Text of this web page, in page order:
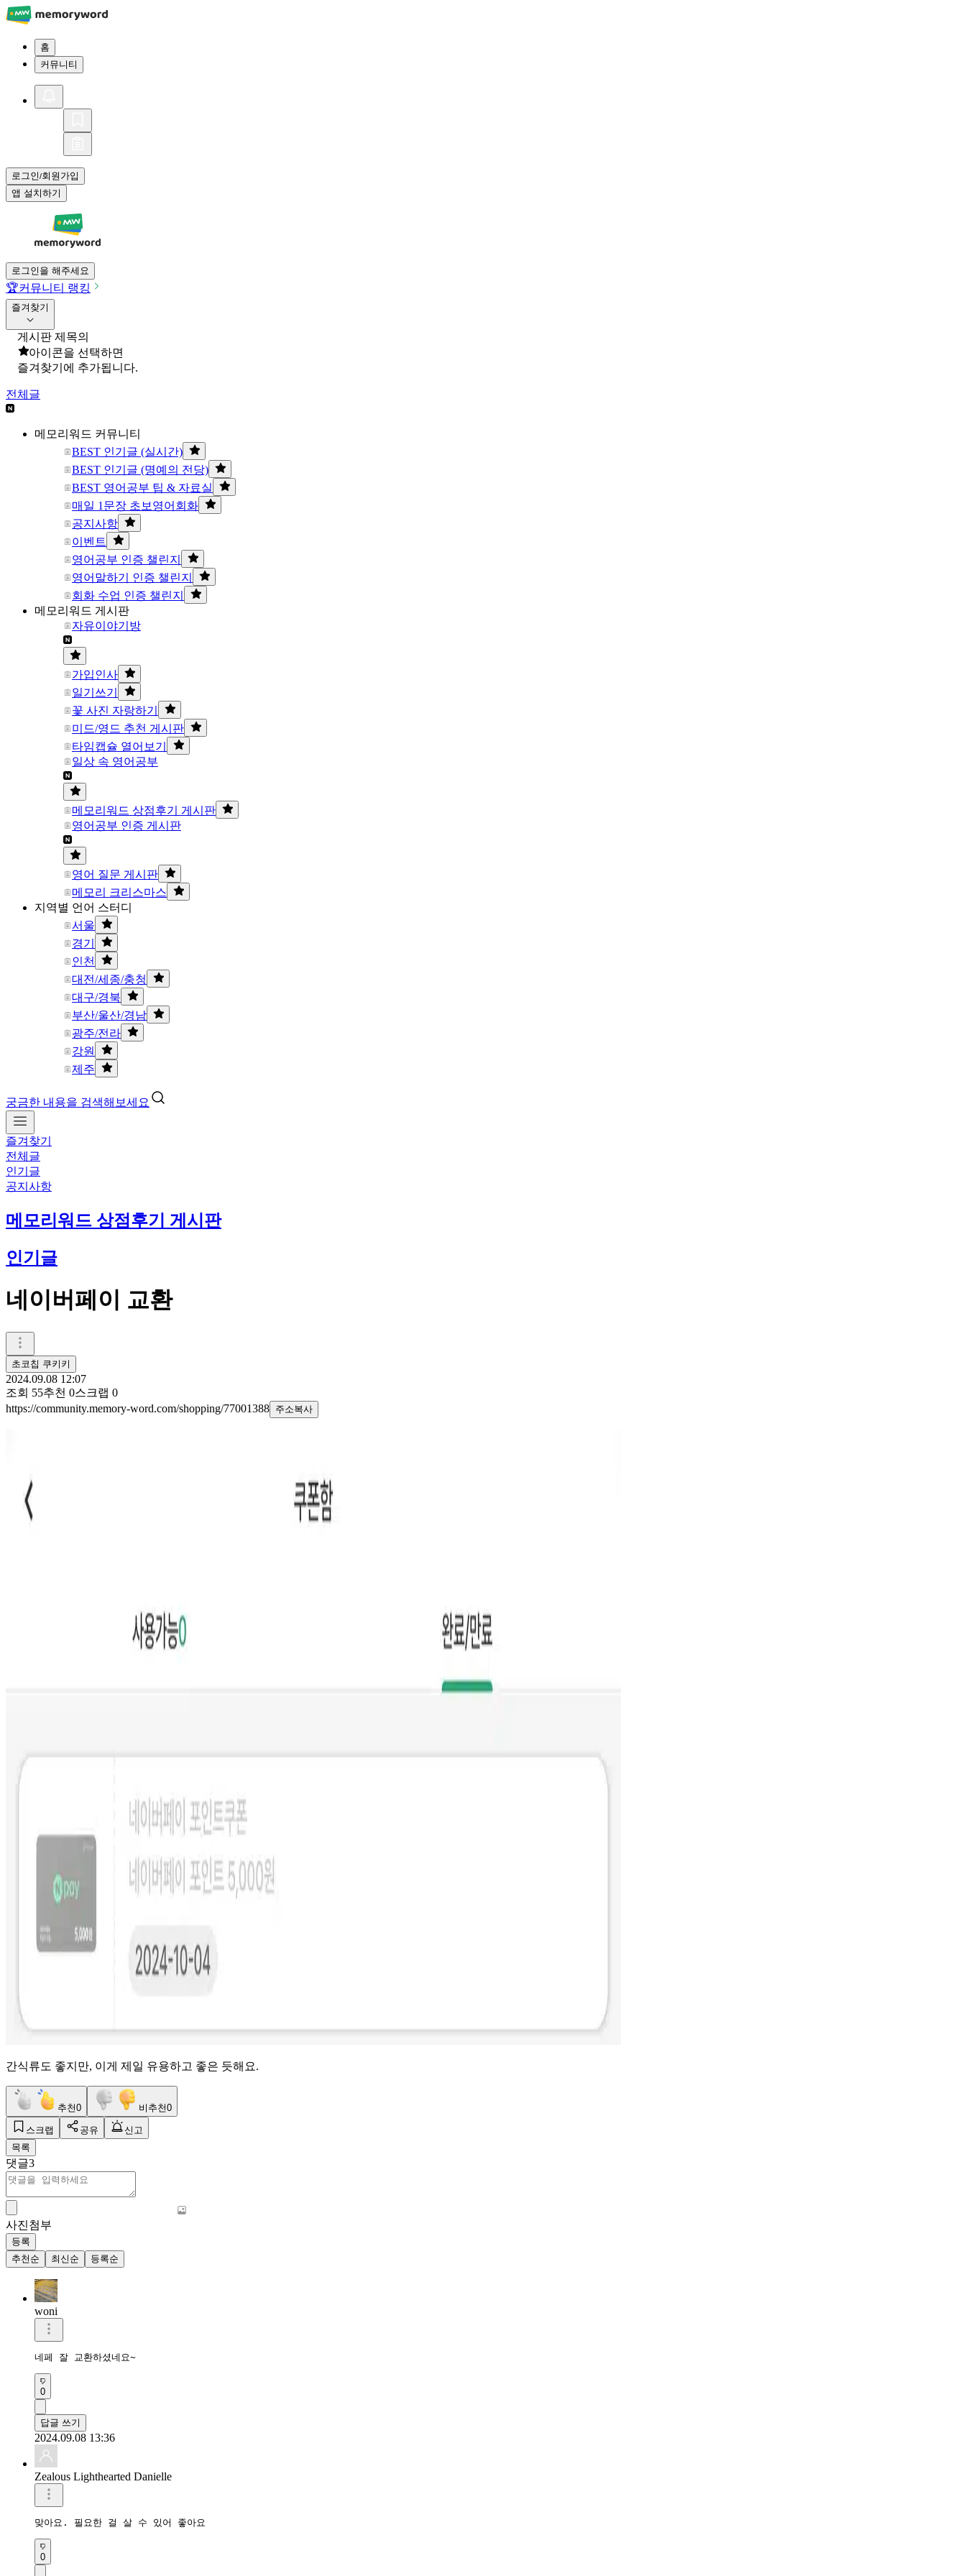
홈
커뮤니티
로그인/회원가입
앱 설치하기
로그인을 해주세요
🏆커뮤니티 랭킹
즐겨찾기
게시판 제목의
아이콘을 선택하면
즐겨찾기에 추가됩니다.
전체글
메모리워드 커뮤니티
BEST 인기글 (실시간)
BEST 인기글 (명예의 전당)
BEST 영어공부 팁 & 자료실
매일 1문장 초보영어회화
공지사항
이벤트
영어공부 인증 챌린지
영어말하기 인증 챌린지
회화 수업 인증 챌린지
메모리워드 게시판
자유이야기방
가입인사
일기쓰기
꽃 사진 자랑하기
미드/영드 추천 게시판
타임캡슐 열어보기
일상 속 영어공부
메모리워드 상점후기 게시판
영어공부 인증 게시판
영어 질문 게시판
메모리 크리스마스
지역별 언어 스터디
서울
경기
인천
대전/세종/충청
대구/경북
부산/울산/경남
광주/전라
강원
제주
궁금한 내용을 검색해보세요
즐겨찾기
전체글
인기글
공지사항
메모리워드 상점후기 게시판
인기글
네이버페이 교환
초코칩 쿠키키
2024.09.08 12:07
조회 55추천 0스크랩 0
https://community.memory-word.com/shopping/77001388 주소복사
간식류도 좋지만, 이게 제일 유용하고 좋은 듯해요.
추천0 비추천0
스크랩 공유
신고
목록
댓글3
사진첨부
등록
추천순
최신순 등록순
woni
네페 잘 교환하셨네요~
0
답글 쓰기
2024.09.08 13:36
Zealous Lighthearted Danielle
맞아요. 필요한 걸 살 수 있어 좋아요
0